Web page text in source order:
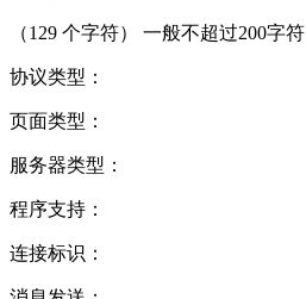
（129 个字符） 一般不超过200字符
协议类型：
页面类型：
服务器类型：
程序支持：
连接标识：